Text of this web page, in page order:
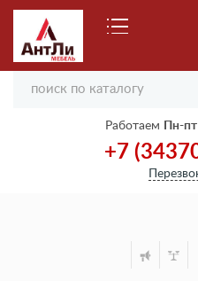
Работаем Пн-
+7